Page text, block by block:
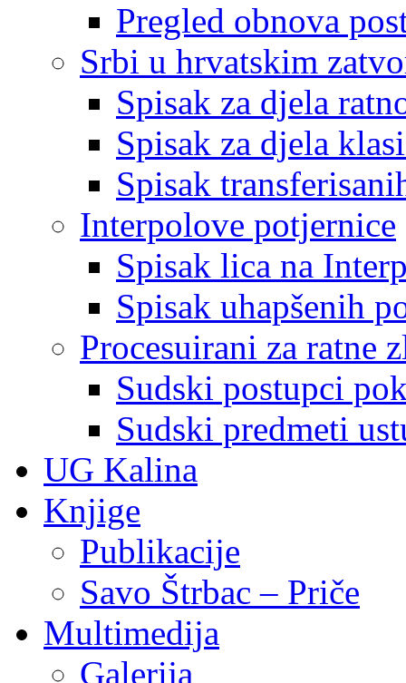
Pregled obnova
Srbi u hrvatskim
Spisak za djela
Spisak za djela
Spisak
Interpolove potjernice
Spisak lica na
Spisak uhapšenih
Procesuirani za ratne
Sudski postupci
Sudski predmeti
UG Kalina
Knjige
Publikacije
Savo Štrbac – Priče
Multimedija
Galerija